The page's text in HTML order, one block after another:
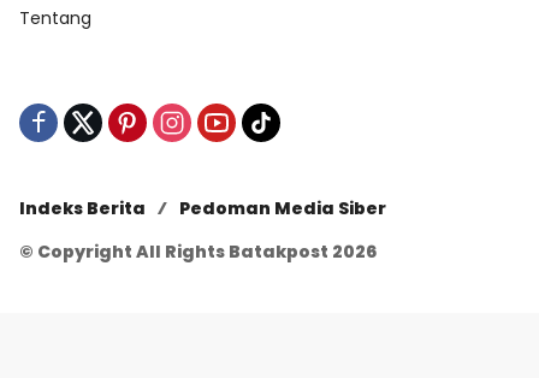
Tentang
Indeks Berita
Pedoman Media Siber
© Copyright All Rights Batakpost 2026